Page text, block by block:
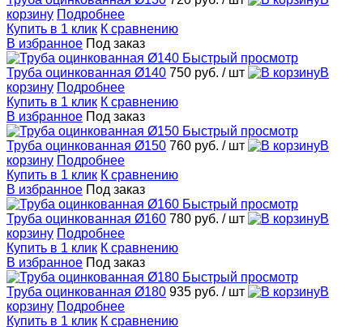
корзину Подробнее
Купить в 1 клик К сравнению
В избранное Под заказ
Быстрый просмотр
Труба оцинкованная Ø140 750 руб. / шт
В
корзину Подробнее
Купить в 1 клик К сравнению
В избранное Под заказ
Быстрый просмотр
Труба оцинкованная Ø150 760 руб. / шт
В
корзину Подробнее
Купить в 1 клик К сравнению
В избранное Под заказ
Быстрый просмотр
Труба оцинкованная Ø160 780 руб. / шт
В
корзину Подробнее
Купить в 1 клик К сравнению
В избранное Под заказ
Быстрый просмотр
Труба оцинкованная Ø180 935 руб. / шт
В
корзину Подробнее
Купить в 1 клик К сравнению